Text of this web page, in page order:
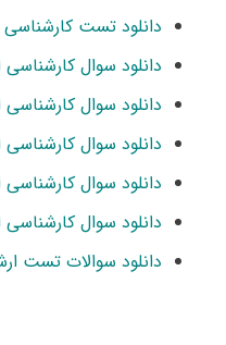
دانلود تست کارشناسی
دانلود سوال کارشناسی
دانلود سوال کارشناسی
دانلود سوال کارشناسی
دانلود سوال کارشناسی
دانلود سوال کارشناسی
دانلود سوالات تست